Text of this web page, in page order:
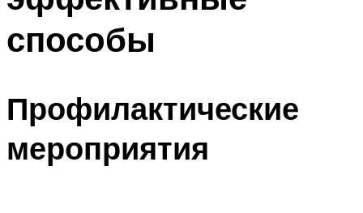
способы
Профилактические
мероприятия